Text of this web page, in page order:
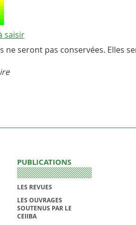
saisir
ne seront pas conservées. Elles
PUBLICATIONS
LES REVUES
LES OUVRAGES
SOUTENUS PAR LE
CEIIBA